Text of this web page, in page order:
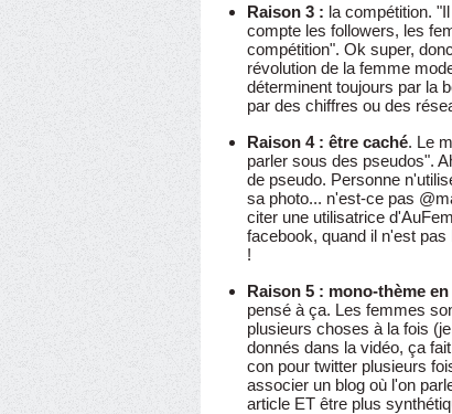
Raison 3 : la compétition.
compte les followers, les
compétition". Ok super,
révolution de la femme
déterminent toujours par la
par des chiffres ou des
Raison 4 : être caché. Le
parler sous des pseudos".
de pseudo. Personne
sa photo... n'est-ce pas
citer une utilisatrice
facebook, quand il n'est
!
Raison 5 : mono-thème
pensé à ça. Les femmes
plusieurs choses à la fois
donnés dans la vidéo, ça
con pour twitter plusieurs
associer un blog où l'on
article ET être plus